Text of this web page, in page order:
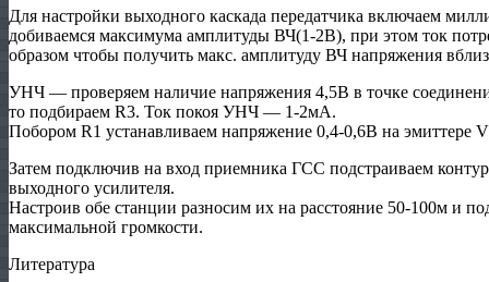
Для настройки выходного каскада передатчика включаем
добиваемся максимума амплитуды ВЧ(1-2В), при этом ток
образом чтобы получить макс. амплитуду ВЧ напряжения
УНЧ — проверяем наличие напряжения 4,5В в точке
то подбираем R3. Ток покоя УНЧ — 1-2мА.
Побором R1 устанавливаем напряжение 0,4-0,6В на эмиттере
Затем подключив на вход приемника ГСС подстраиваем
выходного усилителя.
Настроив обе станции разносим их на расстояние 50-100м и
максимальной громкости.
Литература